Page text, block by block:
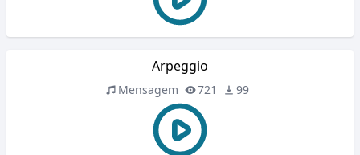
Arpeggio
Mensagem 721 99